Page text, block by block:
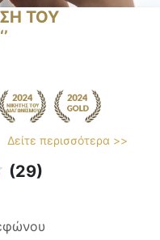
ΤΟΥ
Δείτε περισσότερα >>
(29)